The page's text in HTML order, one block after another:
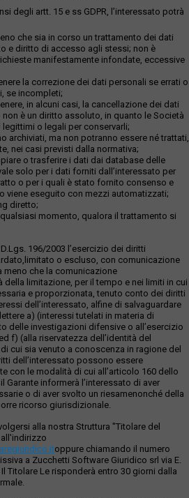
degli artt. 15 e ss GDPR, l’interessato potrà
che sia in corso un trattamento dei dati
e diritto di accesso agli stessi; non è
manifestamente infondate, eccessive
la correzione dei dati personali se errati o
se incompleti;
in alcuni casi, la cancellazione dei dati
è un diritto assoluto, in quanto le Società
o legali per conservarli;
archiviati, ma non potranno essere né trattati,
nei casi previsti dalla normativa;
o trasferire i dati dai database delle
solo per i dati forniti dall’interessato per
o per i quali è stato fornito consenso e
viene eseguito con mezzi automatizzati;
diretto;
momento, qualora il trattamento si
196/2003 l’esercizio dei diritti
o escluso, con comunicazione
meno che la comunicazione
limitazione, per il tempo e nei limiti in cui
e proporzionata, tenuto conto dei diritti
dell’interessato, alfine di salvaguardare
a) (interessi tutelati in materia di
delle investigazioni difensive o all’esercizio
f) (alla riservatezza dell’identità del
cui sia venuto a conoscenza in ragione del
dell’interessato possono essere
con le modalità di cui all’articolo 160 dello
Garante informerà l’interessato di aver
o di aver svolto un riesamenonché della
ricorso giurisdizionale.
alla nostra Struttura "Titolare del
oppure chiamando il numero
a Zucchetti Software Giuridico srl via E.
Titolare Le risponderà entro 30 giorni dalla